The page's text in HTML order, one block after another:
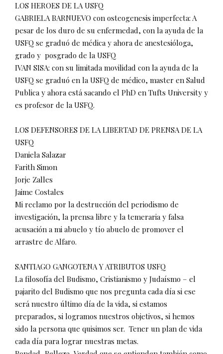
LOS HEROES DE LA USFQ
GABRIELA BARNUEVO con osteogenesis imperfecta: A
pesar de los duro de su enfermedad, con la ayuda de la
USFQ se graduó de médica y ahora de anestesióloga,
grado y posgrado de la USFQ
IVAN SISA: con su limitada movilidad con la ayuda de la
USFQ se graduó en la USFQ de médico, master en Salud
Publica y ahora está sacando el PhD en Tufts University y
es profesor de la USFQ.
LOS DEFENSORES DE LA LIBERTAD DE PRENSA DE LA
USFQ
Daniela Salazar
Farith Simon
Jorje Zalles
Jaime Costales
Mi reclamo por la destrucción del periodismo de
investigación, la prensa libre y la temeraria y falsa
acusación a mi abuelo y tío abuelo de promover el
arrastre de Alfaro.
SANTIAGO GANGOTENA Y ATRIBUTOS USFQ
La filosofía del Budismo, Cristianismo y Judaísmo – el
pajarito del Budismo que nos pregunta cada día si ese
será nuestro último día de la vida, si estamos
preparados, si logramos nuestros objetivos, si hemos
sido la persona que quisimos ser. Tener un plan de vida
cada día para lograr nuestras metas.